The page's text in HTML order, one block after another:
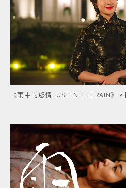
《雨中的慾情LUST IN THE RAIN》